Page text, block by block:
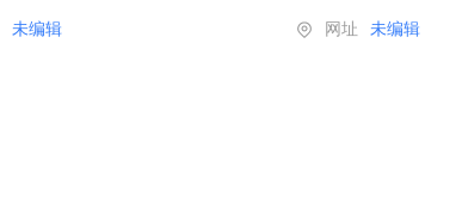
未编辑 网址 未编辑